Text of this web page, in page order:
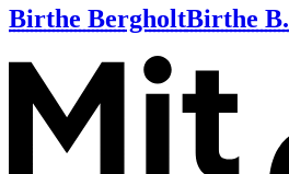
Birthe BergholtBirthe B.